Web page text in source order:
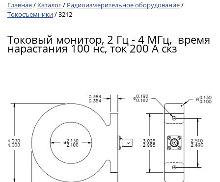
Главная / Каталог/ Радиоизмерительное оборудование/
Токосъемники/3212
Токовый монитор, 2 Гц - 4 МГц, время
нарастания 100 нс, ток 200 А скз